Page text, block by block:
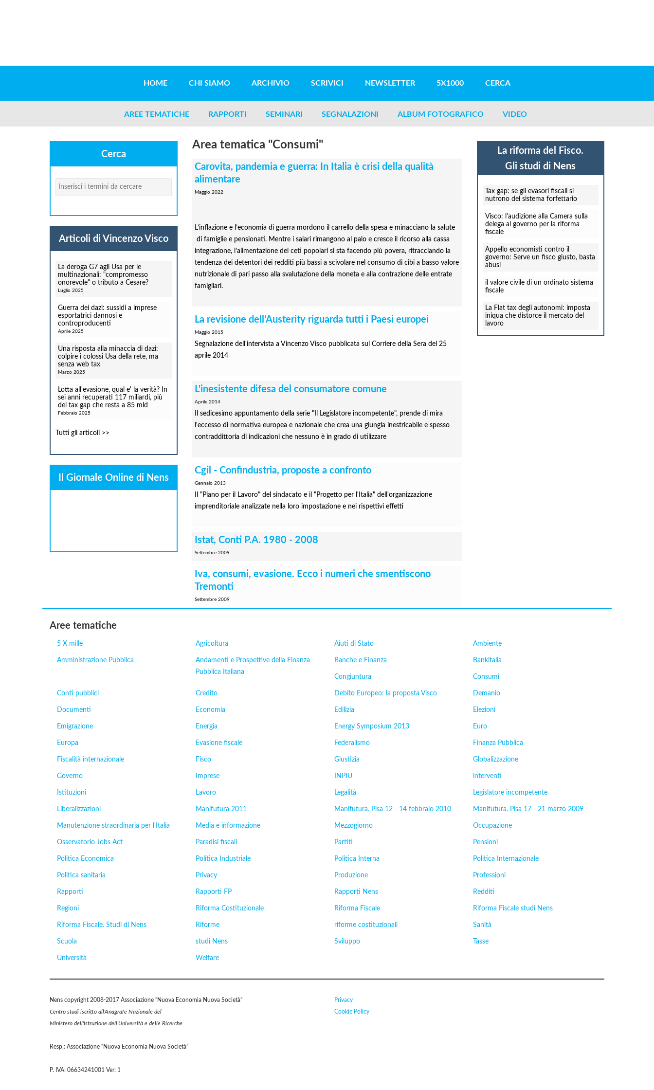
HOME CHI SIAMO ARCHIVIO SCRIVICI NEWSLETTER 5X1000 CERCA
AREE TEMATICHE RAPPORTI SEMINARI SEGNALAZIONI ALBUM FOTOGRAFICO VIDEO
Area tematica "Consumi"
Carovita, pandemia e guerra: In Italia è crisi della qualità
alimentare
Maggio 2022
L’inflazione e l’economia di guerra mordono il carrello della spesa e minacciano la salute
di famiglie e pensionati. Mentre i salari rimangono al palo e cresce il ricorso alla cassa
integrazione, l’alimentazione dei ceti popolari si sta facendo più povera, ritracciando la
tendenza dei detentori dei redditi più bassi a scivolare nel consumo di cibi a basso valore
nutrizionale di pari passo alla svalutazione della moneta e alla contrazione delle entrate
famigliari.
La revisione dell'Austerity riguarda tutti i Paesi europei
Maggio 2015
Segnalazione dell'intervista a Vincenzo Visco pubblicata sul Corriere della Sera del 25
aprile 2014
L'inesistente difesa del consumatore comune
Aprile 2014
Il sedicesimo appuntamento della serie "Il Legislatore incompetente", prende di mira
l'eccesso di normativa europea e nazionale che crea una giungla inestricabile e spesso
contraddittoria di indicazioni che nessuno è in grado di utilizzare
Cgil - Confindustria, proposte a confronto
Gennaio 2013
Il "Piano per il Lavoro" del sindacato e il "Progetto per l'Italia" dell'organizzazione
imprenditoriale analizzate nella loro impostazione e nei rispettivi effetti
Istat, Conti P.A. 1980 - 2008
Settembre 2009
Iva, consumi, evasione. Ecco i numeri che smentiscono
Tremonti
Settembre 2009
Cerca
Articoli di Vincenzo Visco
La deroga G7 agli Usa per le
multinazionali: "compromesso
onorevole" o tributo a Cesare?
Luglio 2025
Guerra dei dazi: sussidi a imprese
esportatrici dannosi e
controproducenti
Aprile 2025
Una risposta alla minaccia di dazi:
colpire i colossi Usa della rete, ma
senza web tax
Marzo 2025
Lotta all'evasione, qual e' la verità? In
sei anni recuperati 117 miliardi, più
del tax gap che resta a 85 mld
Febbraio 2025
Tutti gli articoli >>
Il Giornale Online di Nens
La riforma del Fisco.
Gli studi di Nens
Tax gap: se gli evasori fiscali si
nutrono del sistema forfettario
Visco: l'audizione alla Camera sulla
delega al governo per la riforma
fiscale
Appello economisti contro il
governo: Serve un fisco giusto, basta
abusi
il valore civile di un ordinato sistema
fiscale
La Flat tax degli autonomi: imposta
iniqua che distorce il mercato del
lavoro
Aree tematiche
5 X mille Agricoltura Aiuti di Stato Ambiente
Amministrazione Pubblica
Andamenti e Prospettive della Finanza
Pubblica Italiana
Banche e Finanza Bankitalia
Congiuntura Consumi
Conti pubblici Credito Debito Europeo: la proposta Visco Demanio
Documenti Economia Edilizia Elezioni
Emigrazione Energia Energy Symposium 2013 Euro
Europa Evasione fiscale Federalismo Finanza Pubblica
Fiscalità internazionale Fisco Giustizia Globalizzazione
Governo Imprese INPIU interventi
Istituzioni Lavoro Legalità Legislatore incompetente
Liberalizzazioni Manifutura 2011 Manifutura. Pisa 12 - 14 febbraio 2010 Manifutura. Pisa 17 - 21 marzo 2009
Manutenzione straordinaria per l'Italia Media e informazione Mezzogiorno Occupazione
Osservatorio Jobs Act Paradisi fiscali Partiti Pensioni
Politica Economica Politica Industriale Politica Interna Politica Internazionale
Politica sanitaria Privacy Produzione Professioni
Rapporti Rapporti FP Rapporti Nens Redditi
Regioni Riforma Costituzionale Riforma Fiscale Riforma Fiscale studi Nens
Riforma Fiscale. Studi di Nens Riforme riforme costituzionali Sanità
Scuola studi Nens Sviluppo Tasse
Università Welfare
Nens copyright 2008-2017 Associazione “Nuova Economia Nuova Società”
Centro studi iscritto all'Anagrafe Nazionale del
Ministero dell'Istruzione dell'Università e delle Ricerche
Resp.: Associazione “Nuova Economia Nuova Società”
P. IVA: 06634241001 Ver: 1
Privacy
Cookie Policy